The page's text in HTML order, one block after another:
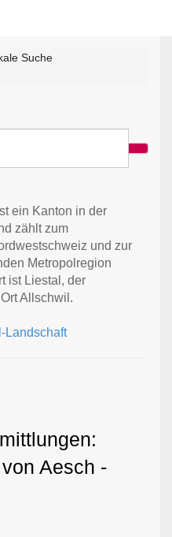
Suche
ein Kanton in der
zählt zum
und zur
Metropolregion
ist Liestal, der
Allschwil.
Landschaft
Aesch -